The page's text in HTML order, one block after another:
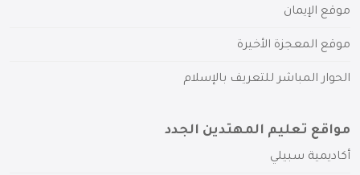
موقع الإيمان
موقع المعجزة الأخيرة
الحوار المباشر للتعريف بالإسلام
مواقع تعليم المهتدين الجدد
أكاديمية سبيلي